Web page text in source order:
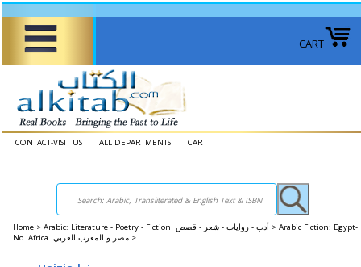
CART
CONTACT-VISIT US ALL DEPARTMENTS CART
Home > Arabic: Literature - Poetry - Fiction أدب - روايات - شعر - قصص > Arabic Fiction: Egypt-
No. Africa مصر و المغرب العربي >